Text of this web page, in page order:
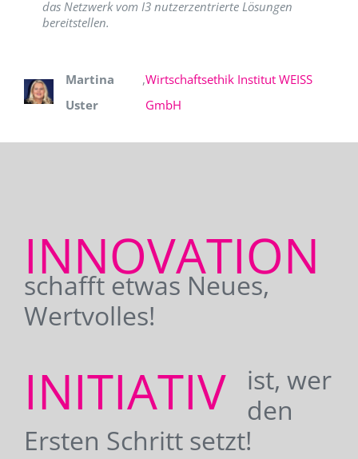
das Netzwerk vom I3 nutzerzentrierte Lösungen
bereitstellen.
Martina
Uster
,Wirtschaftsethik Institut WEISS
GmbH
INNOVATION
schafft etwas Neues,
Wertvolles!
INITIATIV
ist, wer
den
Ersten Schritt setzt!